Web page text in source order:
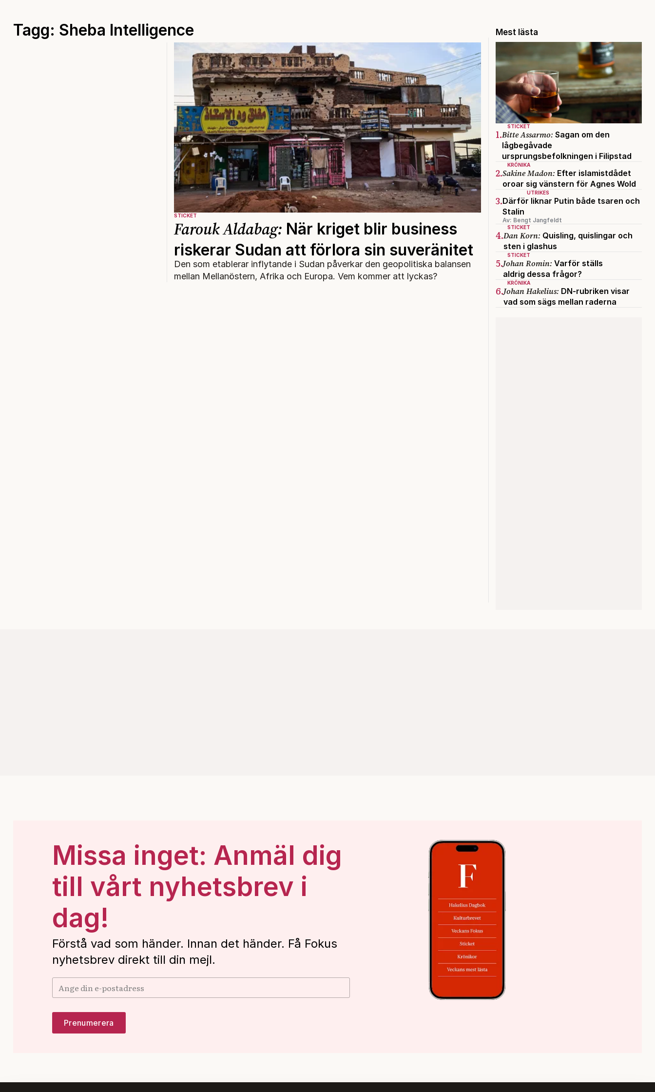
Tagg: Sheba Intelligence
STICKET
Farouk Aldabag: När kriget blir business
riskerar Sudan att förlora sin suveränitet
Den som etablerar inflytande i Sudan påverkar den geopolitiska balansen
mellan Mellanöstern, Afrika och Europa. Vem kommer att lyckas?
Mest lästa
STICKET
1.Bitte Assarmo: Sagan om den
lågbegåvade
ursprungsbefolkningen i Filipstad
KRÖNIKA
2.Sakine Madon: Efter islamistdådet
oroar sig vänstern för Agnes Wold
UTRIKES
3.Därför liknar Putin både tsaren och
Stalin
Av: Bengt Jangfeldt
STICKET
4.Dan Korn: Quisling, quislingar och
sten i glashus
STICKET
5.Johan Romin: Varför ställs
aldrig dessa frågor?
KRÖNIKA
6.Johan Hakelius: DN-rubriken visar
vad som sägs mellan raderna
Missa inget: Anmäl dig
till vårt nyhetsbrev i
dag!
Förstå vad som händer. Innan det händer. Få Fokus
nyhetsbrev direkt till din mejl.